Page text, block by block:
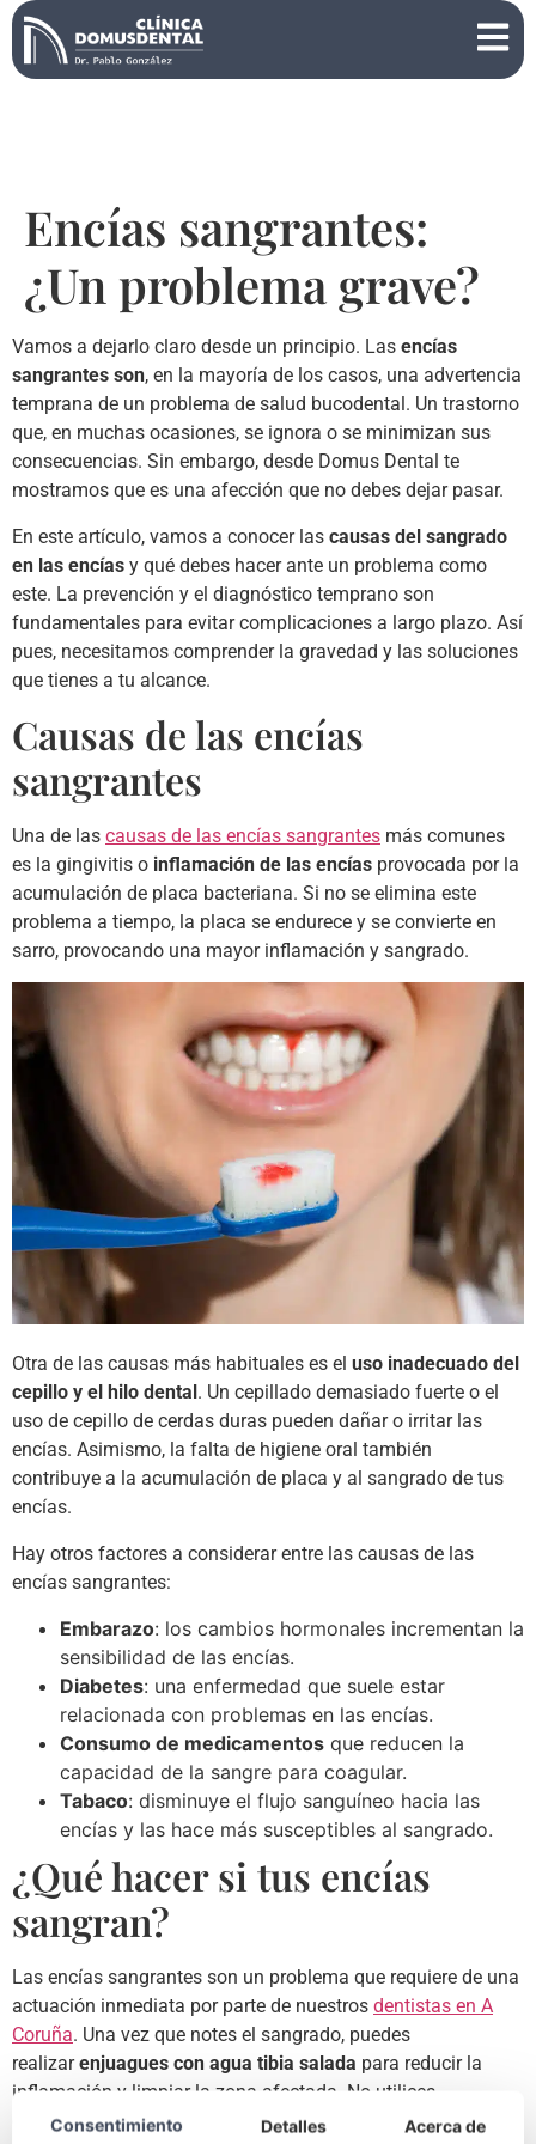
Encías sangrantes:
¿Un problema grave?
Vamos a dejarlo claro desde un principio. Las encías
sangrantes son, en la mayoría de los casos, una advertencia
temprana de un problema de salud bucodental. Un trastorno
que, en muchas ocasiones, se ignora o se minimizan sus
consecuencias. Sin embargo, desde Domus Dental te
mostramos que es una afección que no debes dejar pasar.
En este artículo, vamos a conocer las causas del sangrado
en las encías y qué debes hacer ante un problema como
este. La prevención y el diagnóstico temprano son
fundamentales para evitar complicaciones a largo plazo. Así
pues, necesitamos comprender la gravedad y las soluciones
que tienes a tu alcance.
Causas de las encías
sangrantes
Una de las causas de las encías sangrantes más comunes
es la gingivitis o inflamación de las encías provocada por la
acumulación de placa bacteriana. Si no se elimina este
problema a tiempo, la placa se endurece y se convierte en
sarro, provocando una mayor inflamación y sangrado.
Otra de las causas más habituales es el uso inadecuado del
cepillo y el hilo dental . Un cepillado demasiado fuerte o el
uso de cepillo de cerdas duras pueden dañar o irritar las
encías. Asimismo, la falta de higiene oral también
contribuye a la acumulación de placa y al sangrado de tus
encías.
Hay otros factores a considerar entre las causas de las
encías sangrantes:
Embarazo: los cambios hormonales incrementan la
sensibilidad de las encías.
Diabetes: una enfermedad que suele estar
relacionada con problemas en las encías.
Consumo de medicamentos que reducen la
capacidad de la sangre para coagular.
Tabaco: disminuye el flujo sanguíneo hacia las
encías y las hace más susceptibles al sangrado.
¿Qué hacer si tus encías
sangran?
Las encías sangrantes son un problema que requiere de una
actuación inmediata por parte de nuestros dentistas en A
Coruña. Una vez que notes el sangrado, puedes
realizarenjuagues con agua tibia salada para reducir la
inflamación y limpiar la zona afectada. No utilices
enjuagues bucales fuertes o que contengan alcohol, ya que
Consentimiento Detalles Acerca de